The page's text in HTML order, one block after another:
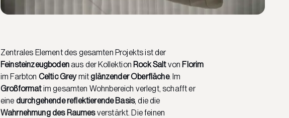
Zentrales Element des gesamten Projekts ist der
Feinsteinzeugbodenaus der Kollektion Rock Saltvon Florim
im Farbton Celtic Greymitglänzender Oberfläche. Im
Großformatim gesamten Wohnbereich verlegt, schafft er
eine durchgehende reflektierende Basis, die die
Wahrnehmung des Raumesverstärkt. Die feinen